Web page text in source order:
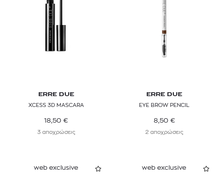
ERRE DUE
XCESS 3D MASCARA
18,50 €
3 αποχρώσεις
ERRE DUE
EYE BROW PENCIL
8,50 €
2 αποχρώσεις
web exclusive web exclusive